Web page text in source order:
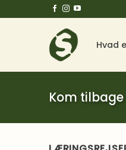
til
Hvad
Kom